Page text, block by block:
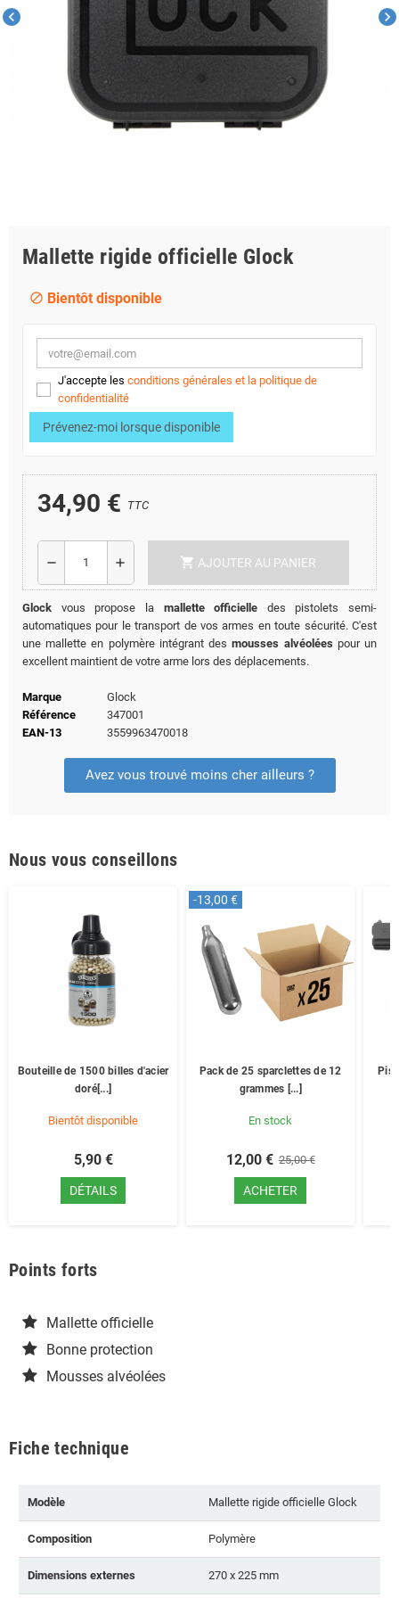
chevron_left chevron_right
Mallette rigide officielle Glock
block Bientôt disponible
J'accepte les conditions générales et la politique de
confidentialité
Prévenez-moi lorsque disponible
34,90 € TTC
remove add shopping_cart AJOUTER AU PANIER
Glock vous propose la mallette officielle des pistolets semi-
automatiques pour le transport de vos armes en toute sécurité. C'est
une mallette en polymère intégrant desmousses alvéoléespour un
excellent maintient de votre arme lors des déplacements.
Marque
Glock
Référence
347001
EAN-13
3559963470018
Avez vous trouvé moins cher ailleurs ?
Nous vous conseillons
Bouteille de 1500 billes d'acier
doré[...]
Bientôt disponible
5,90 €
DÉTAILS
-13,00 €
Pack de 25 sparclettes de 12
grammes [...]
En stock
12,00 € 25,00 €
ACHETER
Points forts
Mallette officielle
Bonne protection
Mousses alvéolées
Fiche technique
Modèle Mallette rigide officielle Glock
Composition Polymère
Dimensions externes 270 x 225 mm